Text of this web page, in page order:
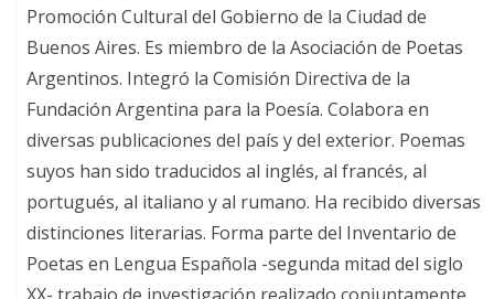
Promoción Cultural del Gobierno de la Ciudad de
Buenos Aires. Es miembro de la Asociación de Poetas
Argentinos. Integró la Comisión Directiva de la
Fundación Argentina para la Poesía. Colabora en
diversas publicaciones del país y del exterior. Poemas
suyos han sido traducidos al inglés, al francés, al
portugués, al italiano y al rumano. Ha recibido diversas
distinciones literarias. Forma parte del Inventario de
Poetas en Lengua Española -segunda mitad del siglo